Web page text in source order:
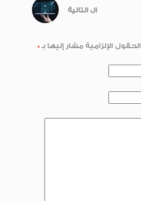
ال التالية
الحقول الإلزامية مشار إليها بـ *